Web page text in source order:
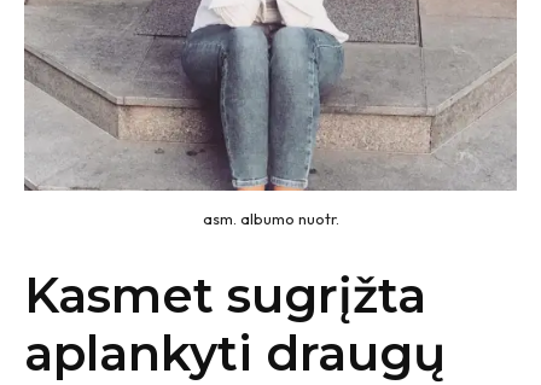
asm. albumo nuotr.
Kasmet sugrįžta
aplankyti draugų